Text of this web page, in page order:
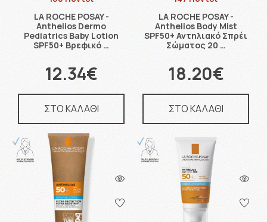
LA ROCHE POSAY -
Anthelios Dermo
Pediatrics Baby Lotion
SPF50+ Βρεφικό …
12.34€
ΣΤΟ ΚΑΛΑΘΙ
LA ROCHE POSAY -
Anthelios Body Mist
SPF50+ Αντηλιακό Σπρέι
Σώματος 20 …
18.20€
ΣΤΟ ΚΑΛΑΘΙ